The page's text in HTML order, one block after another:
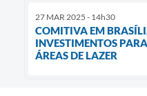
27 MAR 2025 - 14h30
COMITIVA EM
INVESTIMENTOS
ÁREAS DE LAZER